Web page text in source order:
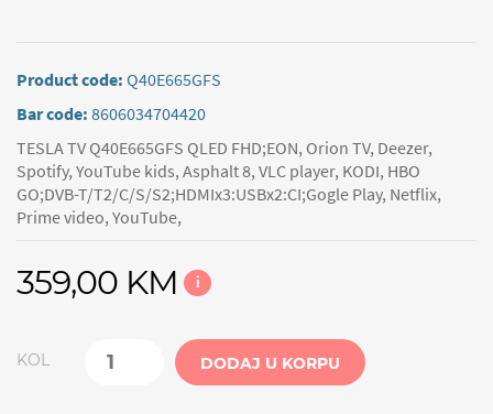
Product code: Q40E665GFS
Bar code: 8606034704420
TESLA TV Q40E665GFS QLED FHD;EON, Orion TV, Deezer,
Spotify, YouTube kids, Asphalt 8, VLC player, KODI, HBO
GO;DVB-T/T2/C/S/S2;HDMIx3:USBx2:CI;Gogle Play, Netflix,
Prime video, YouTube,
359,00 KM i
KOL DODAJ U KORPU